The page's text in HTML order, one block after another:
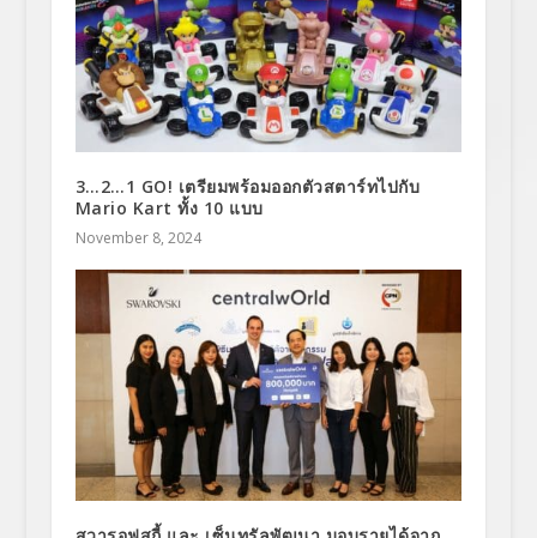
3…2…1 GO! เตรียมพร้อมออกตัวสตาร์ทไปกับ
Mario Kart ทั้ง 10 แบบ
November 8, 2024